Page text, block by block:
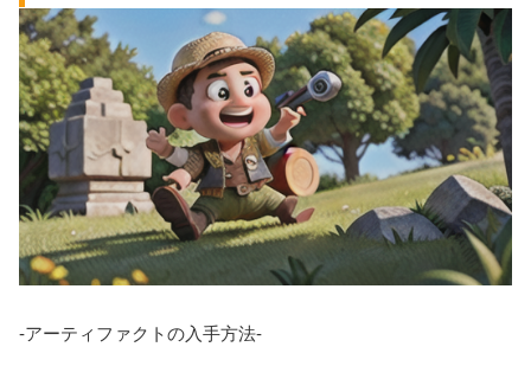
-アーティファクトの入手方法-